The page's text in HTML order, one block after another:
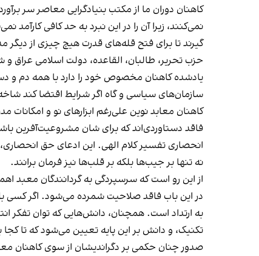
کاهنان دوران ما از مکتب بنیادگرایی معاصر سر
نمی‌کنند، زیرا آن را در این نبرد به حد کافی
گیرند تا برای فتح قله‌های قدرت هیچ چیزی از
حزب تحریر، طالبان، القاعده، دولت اسلامی عراق
یادشده کاهنان مخصوص خود را دارد با همه دم و
سازمان‌های سیاسی و گاه اگر شرایط اقتضا کند
کاهنان معابد نوین علی‌رغم ابزارهای نو و امکانات
فاقد دستاوردی‌اند که برای شان مشروعیت‌آفرین
انحصاری تفسیر کلام الهی. این ادعای حق انحصاری،
نه تنها بر جیب‌ها بلکه بر قلب‌ها نیز فرمان برانند.
از این رو است که سرسپردگی به گردانندگان معبد
در این باب فاقد صلاحیت شمرده می‌شود. اگر کسی
به ارتداد است. همچنان، دانش‌هایی که توان تفکر
تکنیک، و دانش بر این پایه تعیین می‌شود که تا
صدور چنان حکمی بر دگراندیشان از سوی کاهنان